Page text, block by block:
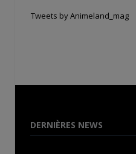
Tweets by Animeland_mag
DERNIÈRES NEWS